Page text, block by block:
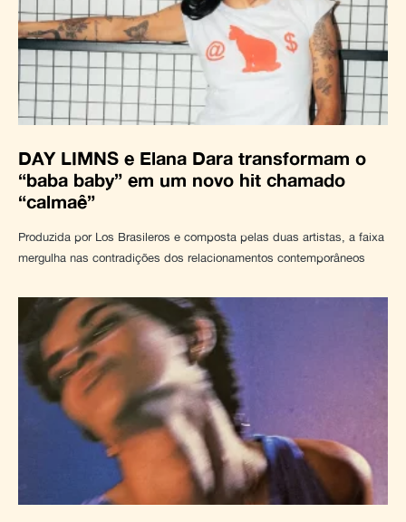
DAY LIMNS e Elana Dara transformam o
“baba baby” em um novo hit chamado
“calmaê”
Produzida por Los Brasileros e composta pelas duas artistas, a faixa
mergulha nas contradições dos relacionamentos contemporâneos